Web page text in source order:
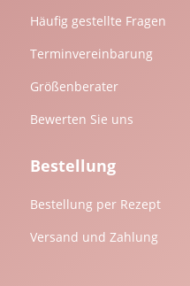
Häufig gestellte Fragen
Terminvereinbarung
Größenberater
Bewerten Sie uns
Bestellung
Bestellung per Rezept
Versand und Zahlung